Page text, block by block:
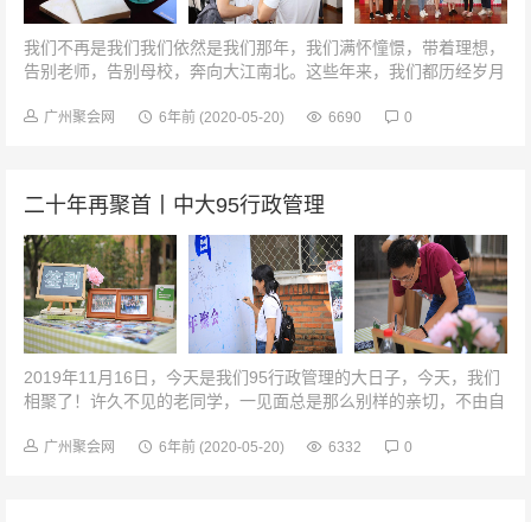
我们不再是我们我们依然是我们那年，我们满怀憧憬，带着理想，
告别老师，告别母校，奔向大江南北。这些年来，我们都历经岁月
我们再回来，回到最初的校园...
广州聚会网 6年前 (2020-05-20) 6690 0
二十年再聚首丨中大95行政管理
2019年11月16日，今天是我们95行政管理的大日子，今天，我们
相聚了！许久不见的老同学，一见面总是那么别样的亲切，不由自
要把过去十年的话倾...
广州聚会网 6年前 (2020-05-20) 6332 0